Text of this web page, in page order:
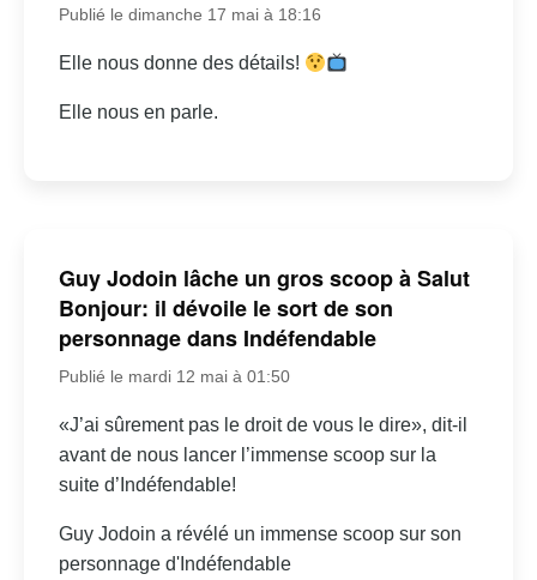
Publié le dimanche 17 mai à 18:16
Elle nous donne des détails!
Elle nous en parle.
Guy Jodoin lâche un gros scoop à Salut
Bonjour: il dévoile le sort de son
personnage dans Indéfendable
Publié le mardi 12 mai à 01:50
«J’ai sûrement pas le droit de vous le dire», dit-il
avant de nous lancer l’immense scoop sur la
suite d’Indéfendable!
Guy Jodoin a révélé un immense scoop sur son
personnage d'Indéfendable